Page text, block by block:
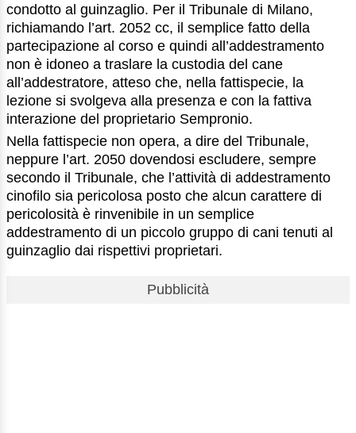
condotto al guinzaglio. Per il Tribunale di Milano,
richiamando l’art. 2052 cc, il semplice fatto della
partecipazione al corso e quindi all’addestramento
non è idoneo a traslare la custodia del cane
all’addestratore, atteso che, nella fattispecie, la
lezione si svolgeva alla presenza e con la fattiva
interazione del proprietario Sempronio.
Nella fattispecie non opera, a dire del Tribunale,
neppure l’art. 2050 dovendosi escludere, sempre
secondo il Tribunale, che l’attività di addestramento
cinofilo sia pericolosa posto che alcun carattere di
pericolosità è rinvenibile in un semplice
addestramento di un piccolo gruppo di cani tenuti al
guinzaglio dai rispettivi proprietari.
Pubblicità